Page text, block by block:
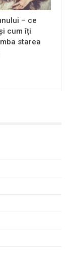
– ce
cum îți
starea